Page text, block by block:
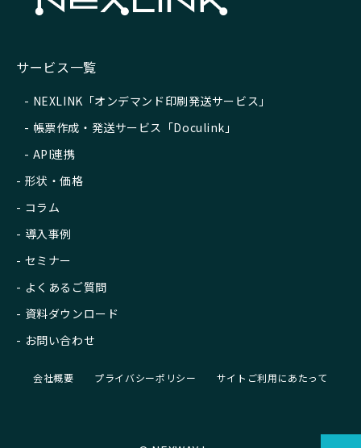
サービス一覧
NEXLINK「オンデマンド印刷発送サービス」
帳票作成・発送サービス「Doculink」
API連携
形状・価格
コラム
導入事例
セミナー
よくあるご質問
資料ダウンロード
お問い合わせ
会社概要 プライバシーポリシー サイトご利用にあたって